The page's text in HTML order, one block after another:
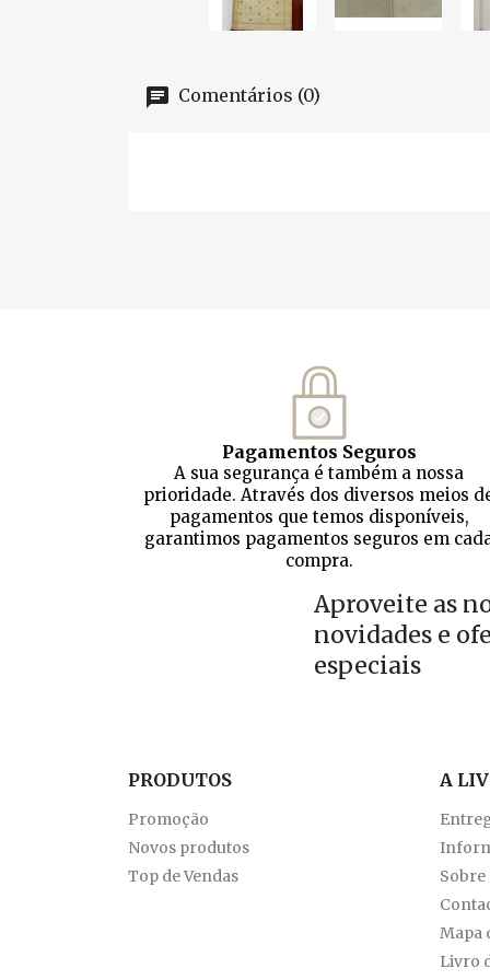
Comentários (0)
Pagamentos Seguros
A sua segurança é também a nossa
prioridade. Através dos diversos meios
pagamentos que temos disponíveis,
garantimos pagamentos seguros em
compra.
Aproveite as
novidades e
especiais
PRODUTOS
Promoção
Novos produtos
Top de Vendas
A
Sobre
Mapa
Livro